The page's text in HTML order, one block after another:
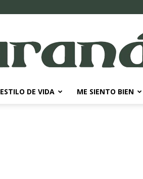
ESTILO DE VIDA ME SIENTO BIEN